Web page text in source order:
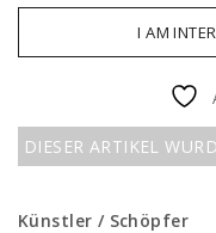
I AM
DIESER ARTIKEL
Künstler / Schöpfer